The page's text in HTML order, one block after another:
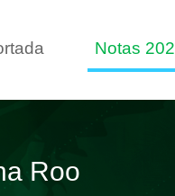
Notas
Roo